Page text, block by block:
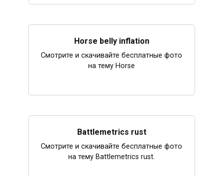
Horse belly inflation
Смотрите и скачивайте бесплатные фото
на тему Horse
Battlemetrics rust
Смотрите и скачивайте бесплатные фото
на тему Battlemetrics rust.